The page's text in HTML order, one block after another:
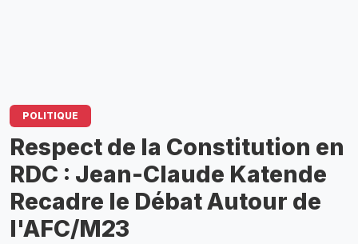
POLITIQUE
Respect de la Constitution en
RDC : Jean-Claude Katende
Recadre le Débat Autour de
l'AFC/M23